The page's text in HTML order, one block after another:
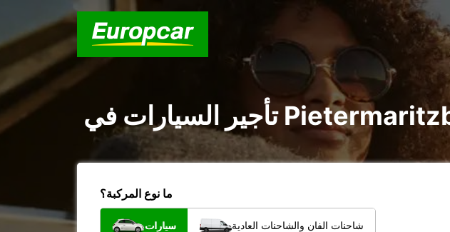
ما نوع المركبة؟
سيارات شاحنات الفان والشاحنات العادية